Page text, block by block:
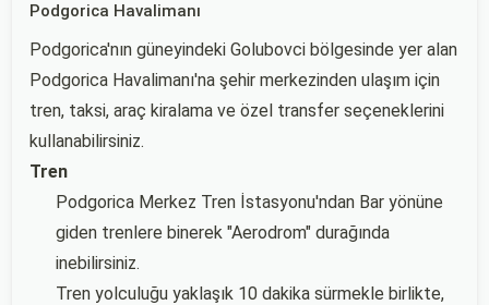
Podgorica Havalimanı
Podgorica'nın güneyindeki Golubovci bölgesinde yer alan
Podgorica Havalimanı'na şehir merkezinden ulaşım için
tren, taksi, araç kiralama ve özel transfer seçeneklerini
kullanabilirsiniz.
Tren
Podgorica Merkez Tren İstasyonu'ndan Bar yönüne
giden trenlere binerek "Aerodrom" durağında
inebilirsiniz.
Tren yolculuğu yaklaşık 10 dakika sürmekle birlikte,